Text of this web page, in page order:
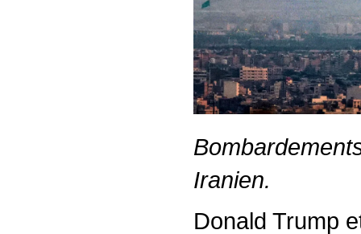
Iranien.
Donald Trump